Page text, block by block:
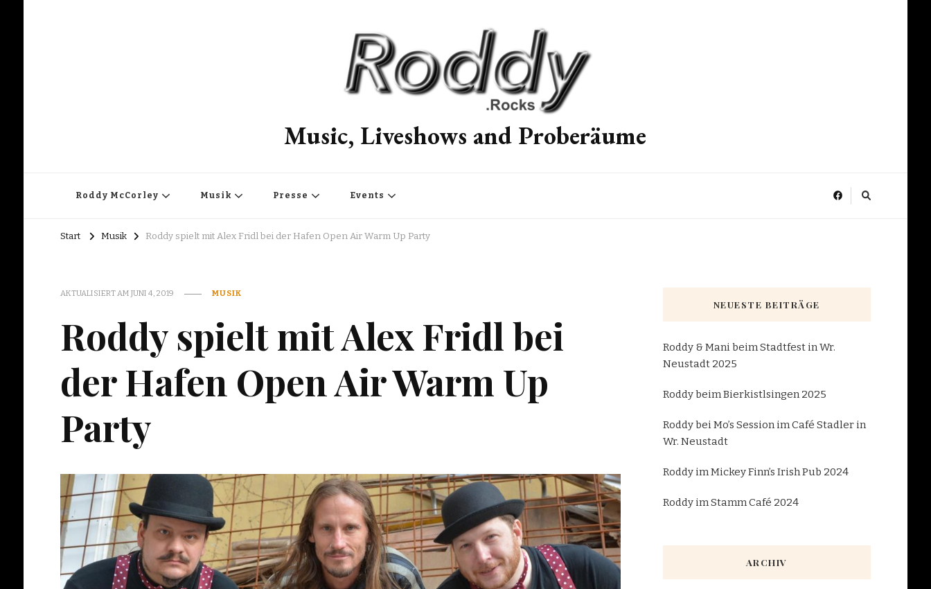
Music, Liveshows and Proberäume
Roddy McCorley Musik Presse Events
Start Musik Roddy spielt mit Alex Fridl bei der Hafen Open Air Warm Up Party
AKTUALISIERT AM JUNI 4, 2019 MUSIK
Roddy spielt mit Alex Fridl bei
der Hafen Open Air Warm Up
Party
NEUESTE BEITRÄGE
Roddy & Mani beim Stadtfest in Wr.
Neustadt 2025
Roddy beim Bierkistlsingen 2025
Roddy bei Mo’s Session im Café Stadler in
Wr. Neustadt
Roddy im Mickey Finn’s Irish Pub 2024
Roddy im Stamm Café 2024
ARCHIV